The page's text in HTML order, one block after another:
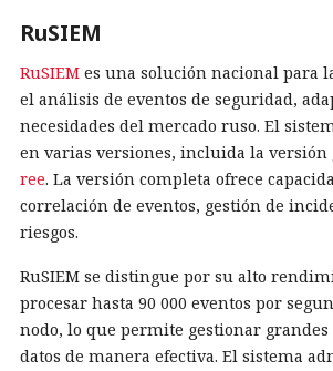
RuSIEM
RuSIEM es una solución nacional para
el análisis de eventos de seguridad,
necesidades del mercado ruso. El
en varias versiones, incluida la versión
ree. La versión completa ofrece
correlación de eventos, gestión de
riesgos.
RuSIEM se distingue por su alto
procesar hasta 90 000 eventos por
nodo, lo que permite gestionar
datos de manera efectiva. El sistema